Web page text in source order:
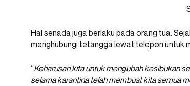
Hal senada juga berlaku pada orang tua.
menghubungi tetangga lewat telepon untuk
“Keharusan kita untuk mengubah kesibukan
selama karantina telah membuat kita semua